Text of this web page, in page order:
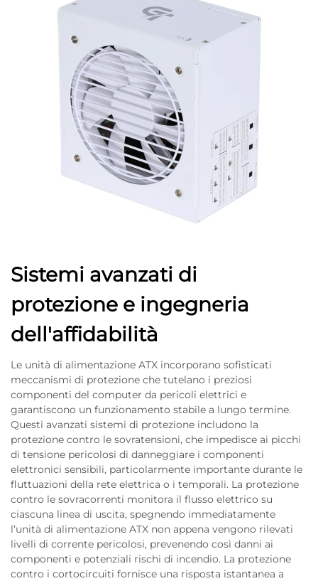
Sistemi avanzati di
protezione e ingegneria
dell'affidabilità
Le unità di alimentazione ATX incorporano sofisticati
meccanismi di protezione che tutelano i preziosi
componenti del computer da pericoli elettrici e
garantiscono un funzionamento stabile a lungo termine.
Questi avanzati sistemi di protezione includono la
protezione contro le sovratensioni, che impedisce ai picchi
di tensione pericolosi di danneggiare i componenti
elettronici sensibili, particolarmente importante durante le
fluttuazioni della rete elettrica o i temporali. La protezione
contro le sovracorrenti monitora il flusso elettrico su
ciascuna linea di uscita, spegnendo immediatamente
l’unità di alimentazione ATX non appena vengono rilevati
livelli di corrente pericolosi, prevenendo così danni ai
componenti e potenziali rischi di incendio. La protezione
contro i cortocircuiti fornisce una risposta istantanea a